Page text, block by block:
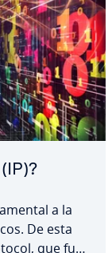
a la
De esta
que fue